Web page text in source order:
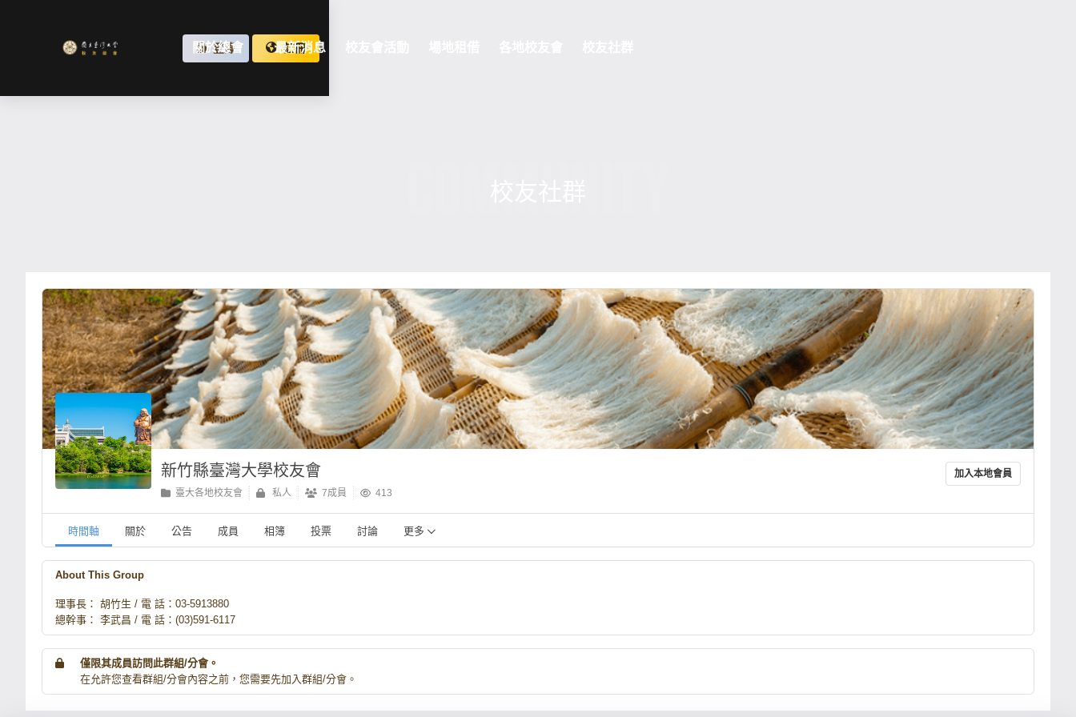
關於總會 最新消息
登錄 註冊
新竹縣臺灣大學校友會
臺大各地校友會 私人 7成員 413
加入本地會員
時間軸 關於 公告 成員 相簿 投票 討論 更多
About This Group
理事長： 胡竹生 / 電 話：03-5913880
總幹事： 李武昌 / 電 話：(03)591-6117
僅限其成員訪問此群組/分會。
在允許您查看群組/分會內容之前，您需要先加入群組/分會。